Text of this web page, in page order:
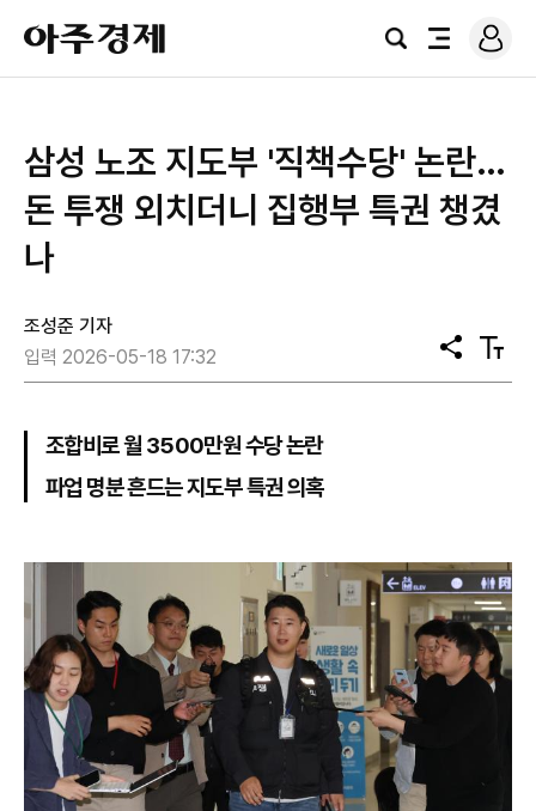
아
주
경
검
전
로
그
삼성 노조 지도부 '직책수당' 논란…
돈 투쟁 외치더니 집행부 특권 챙겼
나
조성준 기자
입력 2026-05-18 17:32
공
유
텍
스
조합비로 월 3500만원 수당 논란
파업 명분 흔드는 지도부 특권 의혹